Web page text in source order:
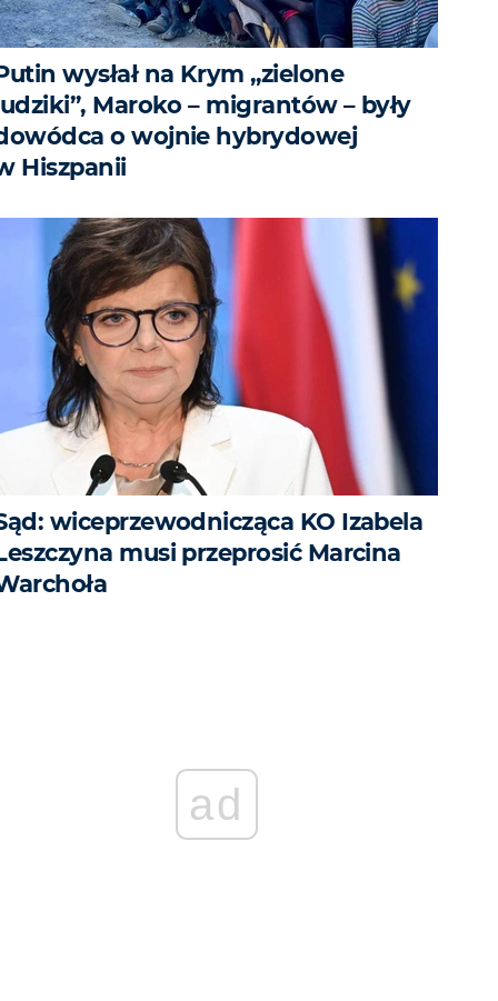
wysłał na Krym „zielone
Maroko – migrantów – były
o wojnie hybrydowej
Hiszpanii
wiceprzewodnicząca KO Izabela
musi przeprosić Marcina
ad